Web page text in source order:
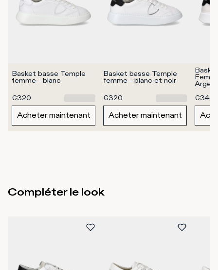
Basket basse Temple
femme - blanc
€320
Acheter maintenant
Basket basse Temple
femme - blanc et noir
€320
Acheter maintenant
€340
Compléter le look